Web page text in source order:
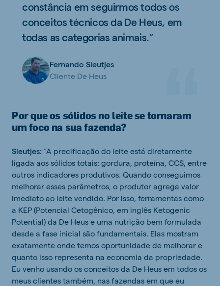
constância em seguirmos todos os
conceitos técnicos da De Heus, em
todas as categorias animais.”
Fernando Sleutjes
Cliente De Heus
Por que os sólidos no leite se tornaram
um foco na sua fazenda?
Sleutjes: “A precificação do leite está diretamente
ligada aos sólidos totais: gordura, proteína, CCS, entre
outros indicadores produtivos. Quando conseguimos
melhorar esses parâmetros, o produtor agrega valor
imediato ao leite vendido. Por isso, ferramentas como
a KEP (Potencial Cetogênico, em inglês Ketogenic
Potential) da De Heus e uma nutrição bem formulada
desde a fase inicial são fundamentais. Elas mostram
exatamente onde temos oportunidade de melhorar e
quanto isso representa na economia da propriedade.
Eu venho usando os conceitos da De Heus em todos os
meus clientes também, nas fazendas em que eu